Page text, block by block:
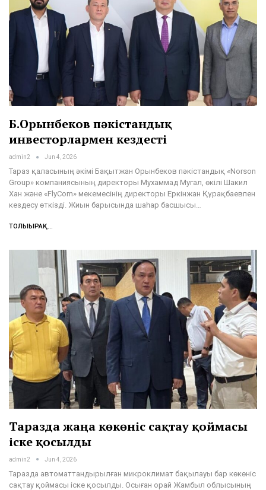
Б.Орынбеков пәкістандық
инвесторлармен кездесті
admin2 Jun 4, 2026
Тараз қаласының әкімі Бақытжан Орынбеков пәкістандық «Norson
Group» компаниясының директоры Мухаммад Мугал, өкілі Шакил
Хан және «FlyCom» мекемесінің директоры Еркінжан Құрақбаевпен
кездесу өткізді. Жиын барысында шаһар басшысы…
ТОЛЫҒЫРАҚ...
Таразда жаңа көкөніс сақтау қоймасы
іске қосылды
admin2 Jun 4, 2026
Таразда автоматтандырылған микроклимат бақылауы бар көкөніс
сақтау қоймасы іске қосылды. Осыған орай Жамбыл облысының